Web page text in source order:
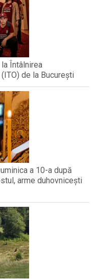
Întâlnirea
de la București
a 10-a după
arme duhovnicești